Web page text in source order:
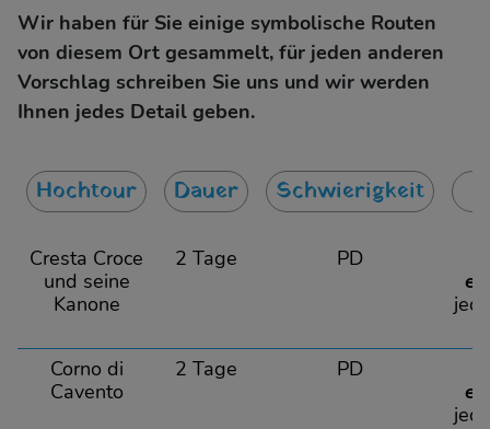
Wir haben für Sie einige symbolische Routen
von diesem Ort gesammelt, für jeden anderen
Vorschlag schreiben Sie uns und wir werden
Ihnen jedes Detail geben.
Hochtour Dauer Schwierigkeit
Cresta Croce
und seine
Kanone
2 Tage PD
Corno di
Cavento
2 Tage PD